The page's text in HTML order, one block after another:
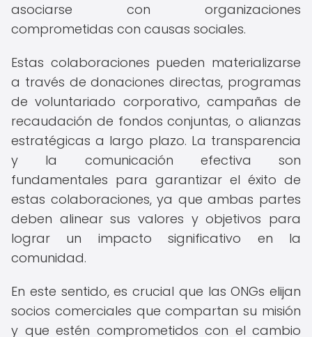
asociarse con organizaciones
comprometidas con causas sociales.
Estas colaboraciones pueden materializarse
a través de donaciones directas, programas
de voluntariado corporativo, campañas de
recaudación de fondos conjuntas, o alianzas
estratégicas a largo plazo. La transparencia
y la comunicación efectiva son
fundamentales para garantizar el éxito de
estas colaboraciones, ya que ambas partes
deben alinear sus valores y objetivos para
lograr un impacto significativo en la
comunidad.
En este sentido, es crucial que las ONGs elijan
socios comerciales que compartan su misión
y que estén comprometidos con el cambio